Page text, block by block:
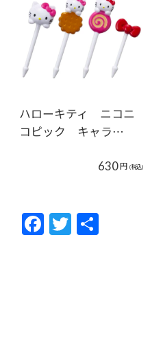
ハローキティ ニコニ
コピック キャラ…
630円 (税込)
F
ac
T
w